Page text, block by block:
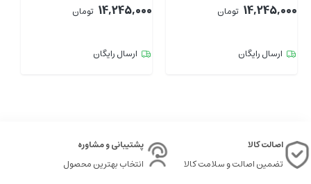
14,245,000 تومان
ارسال رایگان
14,245,000 تومان
ارسال رایگان
اصالت کالا
تضمین اصالت و سلامت کالا
پشتیبانی و مشاوره
انتخاب بهترین محصول